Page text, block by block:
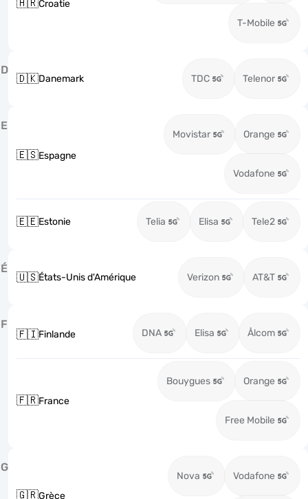
🇭🇷Croatie
T-Mobile
D
🇩🇰Danemark TDC Telenor
E
🇪🇸Espagne
Movistar Orange
Vodafone
🇪🇪Estonie Telia Elisa Tele2
É
🇺🇸États-Unis d'Amérique Verizon AT&T
F
🇫🇮Finlande DNA Elisa Ålcom
🇫🇷France
Bouygues Orange
Free Mobile
G
🇬🇷Grèce
Nova Vodafone